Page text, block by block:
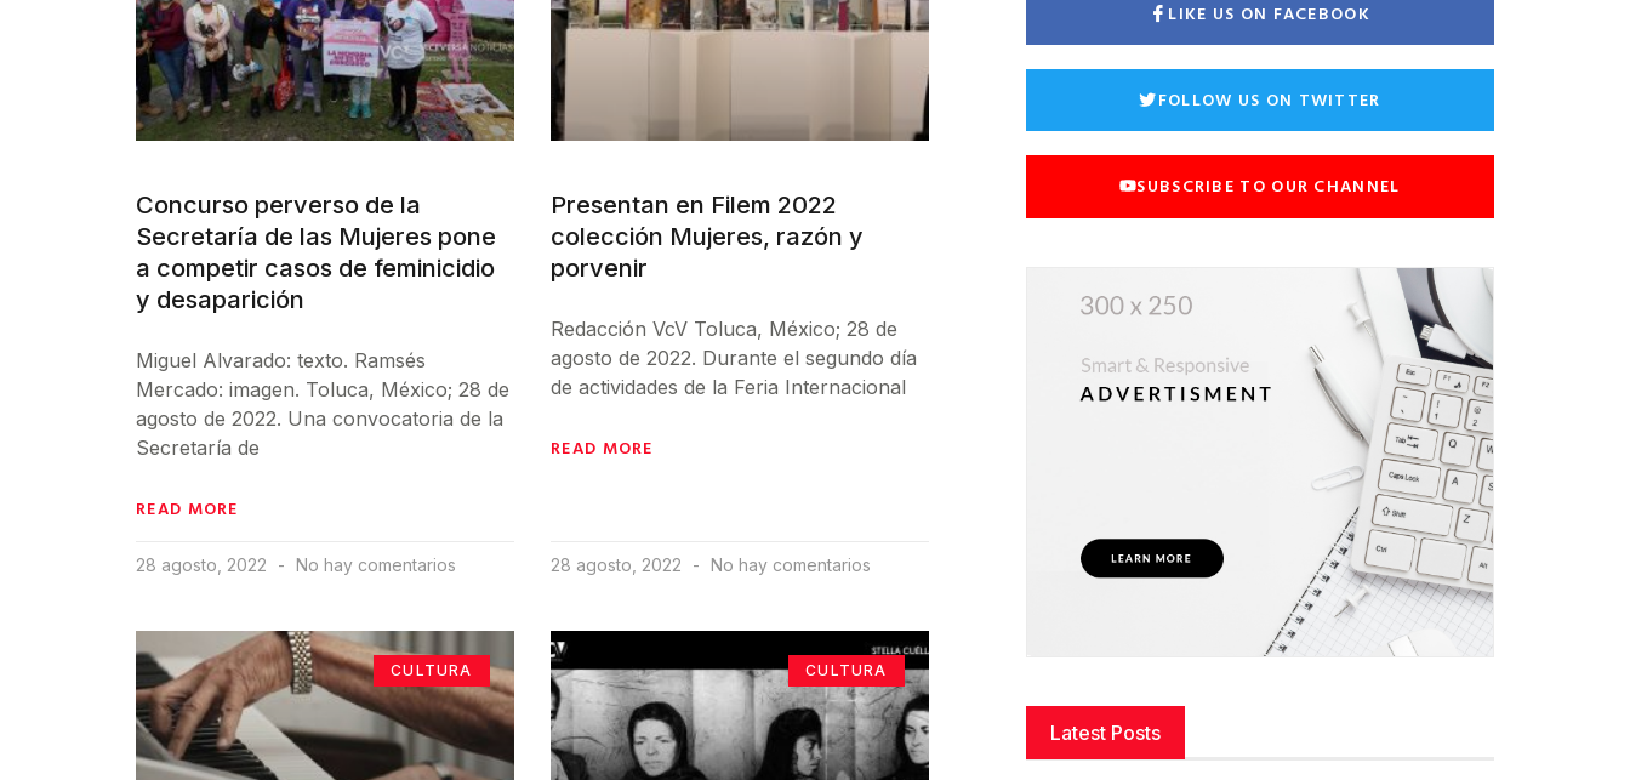
Concurso perverso de la
Secretaría de las Mujeres pone
a competir casos de feminicidio
y desaparición
Miguel Alvarado: texto. Ramsés
Mercado: imagen. Toluca, México; 28 de
agosto de 2022. Una convocatoria de la
Secretaría de
READ MORE
28 agosto, 2022 No hay comentarios
Presentan en Filem 2022
colección Mujeres, razón y
porvenir
Redacción VcV Toluca, México; 28 de
agosto de 2022. Durante el segundo día
de actividades de la Feria Internacional
READ MORE
28 agosto, 2022 No hay comentarios
CULTURA CULTURA
LIKE US ON FACEBOOK
FOLLOW US ON TWITTER
SUBSCRIBE TO OUR CHANNEL
Latest Posts